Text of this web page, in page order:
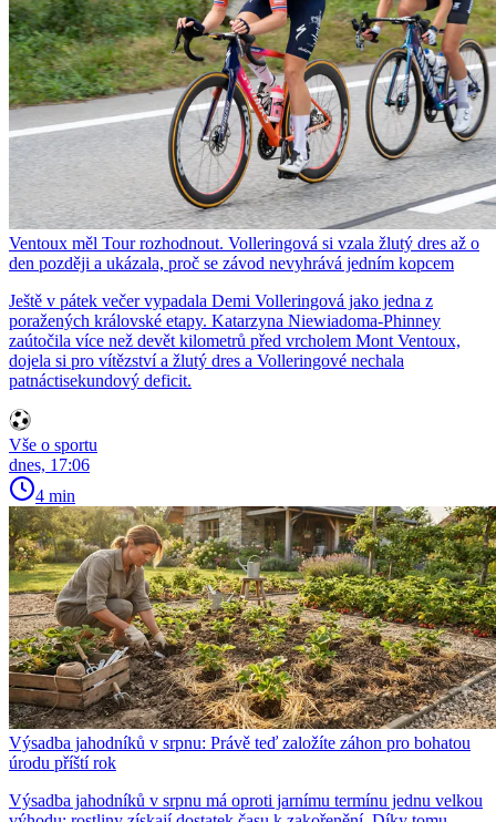
Ventoux měl Tour rozhodnout. Volleringová si vzala žlutý dres až o
den později a ukázala, proč se závod nevyhrává jedním kopcem
Ještě v pátek večer vypadala Demi Volleringová jako jedna z
poražených královské etapy. Katarzyna Niewiadoma-Phinney
zaútočila více než devět kilometrů před vrcholem Mont Ventoux,
dojela si pro vítězství a žlutý dres a Volleringové nechala
patnáctisekundový deficit.
Vše o sportu
dnes, 17:06
4 min
Výsadba jahodníků v srpnu: Právě teď založíte záhon pro bohatou
úrodu příští rok
Výsadba jahodníků v srpnu má oproti jarnímu termínu jednu velkou